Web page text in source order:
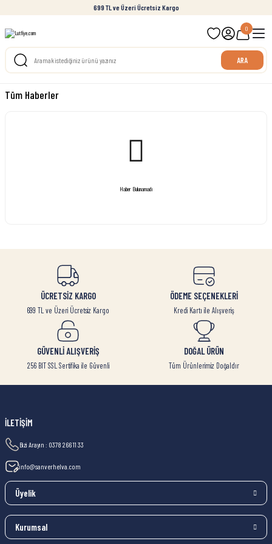
699 TL ve Üzeri Ücretsiz Kargo
ARA
0
Tüm Haberler
Haber Bulunamadı
ÜCRETSİZ KARGO
699 TL ve Üzeri Ücretsiz Kargo
ÖDEME SEÇENEKLERİ
Kredi Kartı ile Alışveriş
GÜVENLİ ALIŞVERİŞ
256 BIT SSL Sertifika ile Güvenli
DOĞAL ÜRÜN
Tüm Ürünlerimiz Doğaldır
İLETİŞİM
Bizi Arayın : 0378 266 11 33
info@sanverhelva.com
Üyelik
Kurumsal